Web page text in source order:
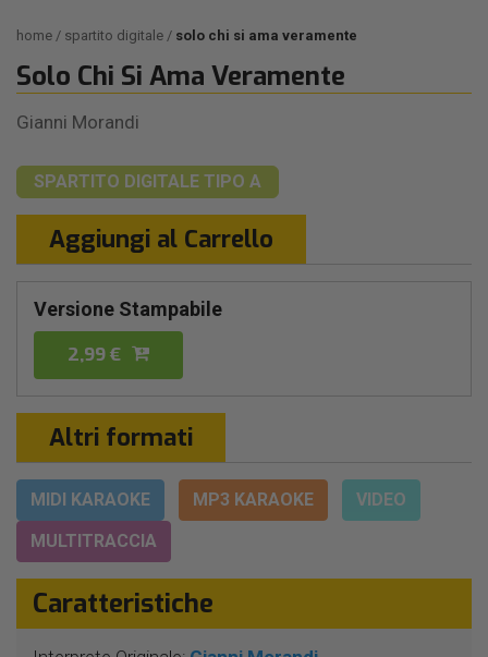
home spartito digitale solo chi si ama veramente
Solo Chi Si Ama Veramente
Gianni Morandi
SPARTITO DIGITALE TIPO A
Aggiungi al Carrello
Versione Stampabile
2,99 €
Altri formati
MIDI KARAOKE MP3 KARAOKE
VIDEO
MULTITRACCIA
Caratteristiche